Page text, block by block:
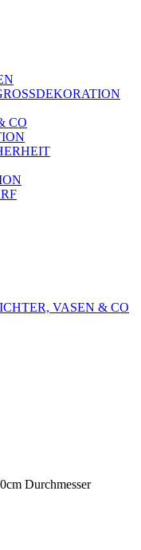
CO
VASEN & CO
Durchmesser